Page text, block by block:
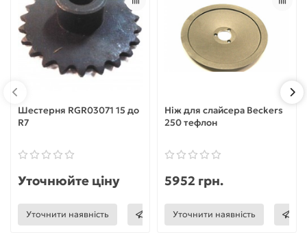
Шестерня RGR03071 15 до
R7
Уточнюйте ціну
Уточнити наявність
Ніж для слайсера Beckers
250 тефлон
5952 грн.
Уточнити наявність